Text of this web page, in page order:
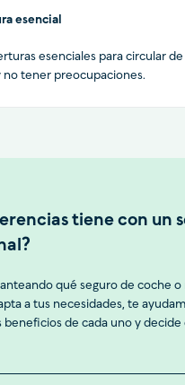
esencial
esenciales para circular
no tener preocupaciones.
tiene con un
qué seguro de coche
a tus necesidades, te
beneficios de cada uno y decide